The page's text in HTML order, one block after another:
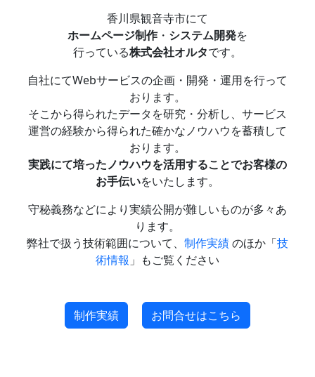
香川県観音寺市にて
ホームページ制作・ システム開発を
行っている株式会社オルタです。
自社にてWebサービスの企画・開発・運用を行って
おります。
そこから得られたデータを研究・分析し、サービス
運営の経験から得られた確かなノウハウを蓄積して
おります。
実践にて培ったノウハウを活用することでお客様の
お手伝いをいたします。
守秘義務などにより実績公開が難しいものが多々あ
ります。
弊社で扱う技術範囲について、 制作実績のほか「技
術情報 」もご覧ください
制作実績 お問合せはこちら